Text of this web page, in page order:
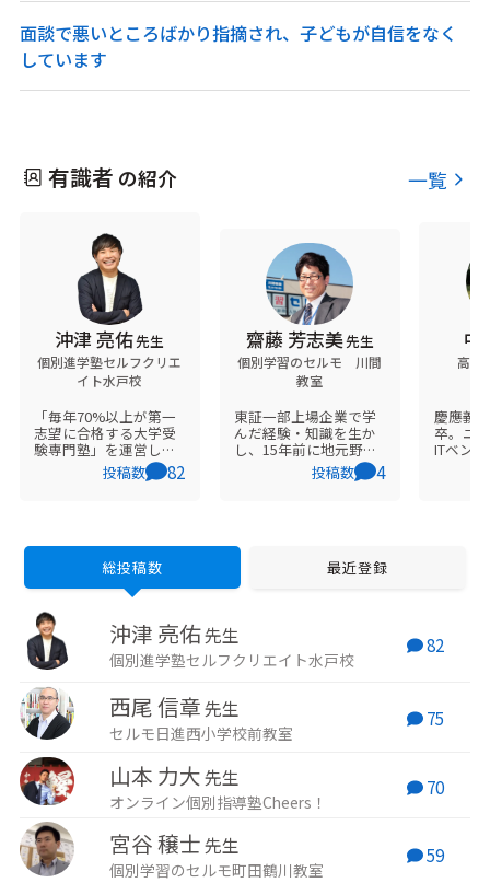
面談で悪いところばかり指摘され、子どもが自信をなく
しています
有識者 の紹介 一覧
沖津 亮佑先生
個別進学塾セルフクリエ
イト水戸校
「毎年70%以上が第一
志望に合格する大学受
験専門塾」を運営して
導を活用し、生徒さん
受験生でなくても、当
塾の公式LINEから受験
や勉強のご相談が可能
です。公式ホームペー
ジよりご覧ください。
投稿数 82
齋藤 芳志美先生
個別学習のセルモ 川間
教室
東証一部上場企業で学
んだ経験・知識を生か
し、15年前に地元野田
市で開業しました。
『地域で一番！生徒と
とし、保護者様と生徒
を第一に考える塾を目
標にしています。 中学
みたい･･･」と言われて
ます・・・
投稿数 4
中
高２
慶應義
卒。ユ
ITベン
総投稿数
最近登録
沖津 亮佑先生
個別進学塾セルフクリエイト水戸校
82
西尾 信章先生
セルモ日進西小学校前教室
75
山本 力大先生
オンライン個別指導塾Cheers！
70
宮谷 穣士先生
個別学習のセルモ町田鶴川教室
59